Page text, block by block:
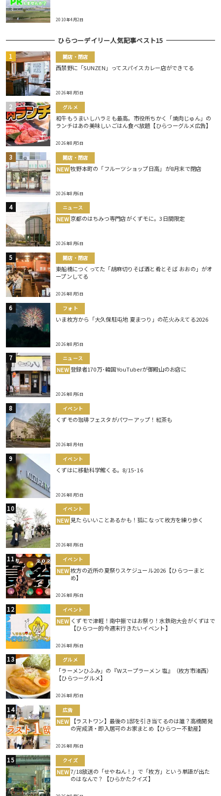
2010年4月2日
ひらつーデイリー人気記事ベスト15
開店・閉店
西禁野に「SUNZEN」ってスパイスカレー店ができてる
2026年8月5日
グルメ
和牛もうまいしハラミも最高。市役所ちかく「焼肉じゅん」の
ランチはあの美味しいごはん食べ放題【ひらつーグルメ広告】
2026年8月5日
開店・閉店
NEW 牧野本町の「フルーツショップ日高」が8月末で閉店
2026年8月6日
ニュース
NEW 京都のはちみつ専門店がくずモに。3日間限定
2026年8月6日
開店・閉店
東船橋につくってた「胡麻切りそば酒と肴とそば おおの」がオ
ープンしてる
2026年8月5日
フォト
いま枚方から「大久保駐屯地 夏まつり」の花火みえてる2026
2026年8月5日
ニュース
NEW 登録者170万･韓国YouTuberが御殿山のお店に
2026年8月6日
イベント
くずモの珈琲フェスタがパワーアップ！紅茶も
2026年8月4日
イベント
くずはに移動科学館くる。8/15･16
2026年8月5日
イベント
NEW 見たらいいことあるかも！狐になって枚方を練り歩く
2026年8月6日
イベント
NEW 枚方の近所の夏祭りスケジュール2026【ひらつーまと
め】
2026年8月6日
イベント
NEW くずモで津軽！南中振ではお祭り！水鉄砲大会がくずはで
【ひらつー的今週末行きたいイベント】
2026年8月6日
グルメ
「ラーメンひふみ」の『Wスープラーメン 塩』（枚方市渚西）
【ひらつーグルメ】
2026年8月5日
広告
NEW
【ラストワン】最後の1邸を引き当てるのは誰？高橋開発
の完成済・即入居可のお家まとめ【ひらつー不動産】
2026年8月6日
クイズ
NEW 7/18放送の「せやねん！」で「枚方」という単語が出た
のはなんで？【ひらかたクイズ】